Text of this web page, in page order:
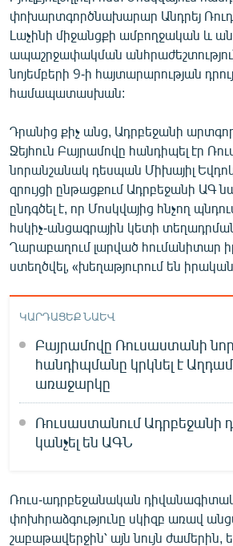
ՀԵՏԵՎԵՔ ՄԵԶ
«Ազատության» բոլոր կայքերը
փոխարտգործնախարար Անդրեյ
Լաչինի միջանցքի ամբողջական և
ապաշրջափակման
նոյեմբերի 9-ի հայտարարության
համապատասխան:
Դրանից քիչ անց, Ադրբեջանի
Ջեյհուն Բայրամովը հանդիպել էր
նորանշանակ դեսպան Միխայիլ
զրույցի ընթացքում Ադրբեջանի ԱԳ
ընդգծել է, որ Մոսկվայից հնչող
հսկիչ-անցագրային կետի
Ղարաբաղում լարված հումանիտար
ստեղծվել, «խեղաթյուրում են
ԿԱՐԴԱՑԵՔ ՆԱԵՎ
Բայրամովը Ռուսաստանի
հանդիպմանը կրկնել է
առաջարկը
Ռուսաստանում Ադրբեջանի
կանչել են ԱԳՆ
Ռուս-ադրբեջանական
փոխհրաձգությունը սկիզբ առավ
շաբաթավերջին՝ այն նույն ժամերին,